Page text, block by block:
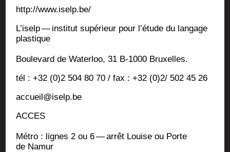
http://www.iselp.be/
L’iselp — ins­ti­tut supé­rieur pour l’étude du lan­gage
plastique
Bou­le­vard de Water­loo, 31 B‑1000 Bruxelles.
tél : +32 (0)2 504 80 70 / fax : +32 (0)2/ 502 45 26
accueil@iselp.be
ACCES
Métro : lignes 2 ou 6 — arrêt Louise ou Porte
de Namur